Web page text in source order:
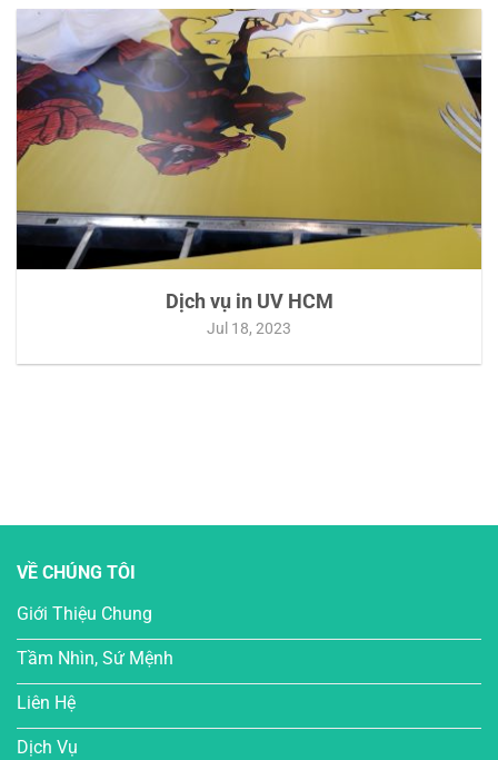
Dịch vụ in UV HCM
Jul 18, 2023
VỀ CHÚNG TÔI
Giới Thiệu Chung
Tầm Nhìn, Sứ Mệnh
Liên Hệ
Dịch Vụ